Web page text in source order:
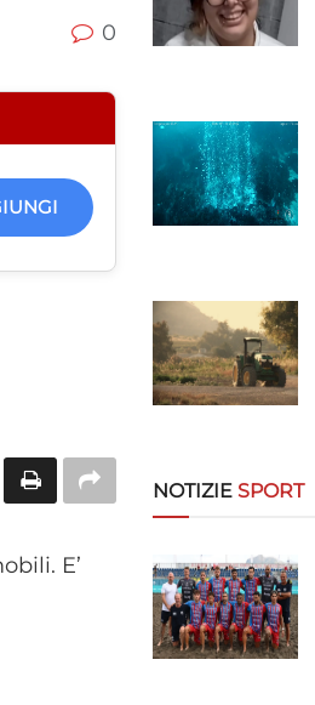
0
E’
NOTIZIE SPORT